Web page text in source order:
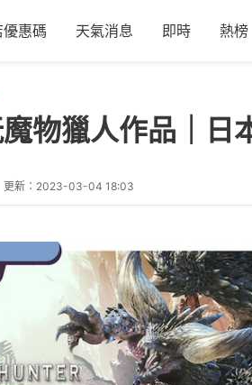
惠碼 天氣消息 即時 熱榜
物獵人作品｜
更新： 2023-03-04 18:03